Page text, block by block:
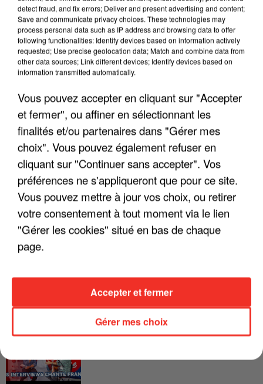
"JE SUIS À DISPOSITION DES
ENFOIRÉS"
"ON N'EST PAS DES PARENTS
PARFAITS"
INTERVIEW CHANTE FRANCE AVEC
VIANNEY
detect fraud, and fix errors; Deliver and present advertising and content;
Save and communicate privacy choices. These technologies may
process personal data such as IP address and browsing data to offer
following functionalities: Identify devices based on information actively
requested; Use precise geolocation data; Match and combine data from
other data sources; Link different devices; Identify devices based on
information transmitted automatically.
Vous pouvez accepter en cliquant sur "Accepter
et fermer", ou affiner en sélectionnant les
finalités et/ou partenaires dans "Gérer mes
choix". Vous pouvez également refuser en
cliquant sur "Continuer sans accepter". Vos
préférences ne s'appliqueront que pour ce site.
Vous pouvez mettre à jour vos choix, ou retirer
votre consentement à tout moment via le lien
"Gérer les cookies" situé en bas de chaque
page.
Gérer mes choix
Accepter et fermer